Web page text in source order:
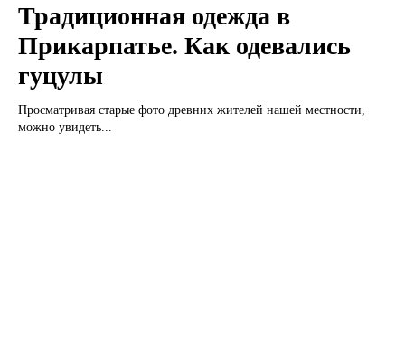
Традиционная одежда в
Прикарпатье. Как одевались
гуцулы
Просматривая старые фото древних жителей нашей местности,
можно увидеть...